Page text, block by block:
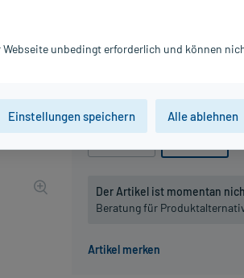
inkl. MwSt. zzgl. Versandkosten
Packungseinheit
Der Artikel ist momentan
Beratung für
unbedingt erforderlich und können
Einstellungen speichern Alle ablehnen